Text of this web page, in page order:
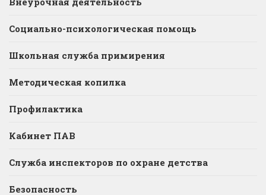
Социально-психологическая помощь
Школьная служба примирения
Методическая копилка
Профилактика
Кабинет ПАВ
Служба инспекторов по охране детства
Безопасность